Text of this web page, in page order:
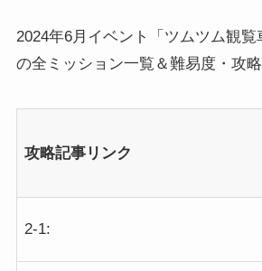
2024年6月イベント「ツムツム観覧
の全ミッション一覧＆難易度・攻略
攻略記事リンク
2-1: